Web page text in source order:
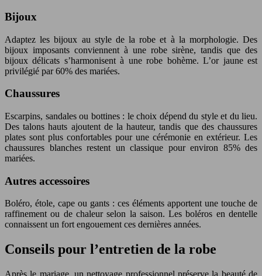
Bijoux
Adaptez les bijoux au style de la robe et à la morphologie. Des
bijoux imposants conviennent à une robe sirène, tandis que des
bijoux délicats s’harmonisent à une robe bohème. L’or jaune est
privilégié par 60% des mariées.
Chaussures
Escarpins, sandales ou bottines : le choix dépend du style et du lieu.
Des talons hauts ajoutent de la hauteur, tandis que des chaussures
plates sont plus confortables pour une cérémonie en extérieur. Les
chaussures blanches restent un classique pour environ 85% des
mariées.
Autres accessoires
Boléro, étole, cape ou gants : ces éléments apportent une touche de
raffinement ou de chaleur selon la saison. Les boléros en dentelle
connaissent un fort engouement ces dernières années.
Conseils pour l’entretien de la robe